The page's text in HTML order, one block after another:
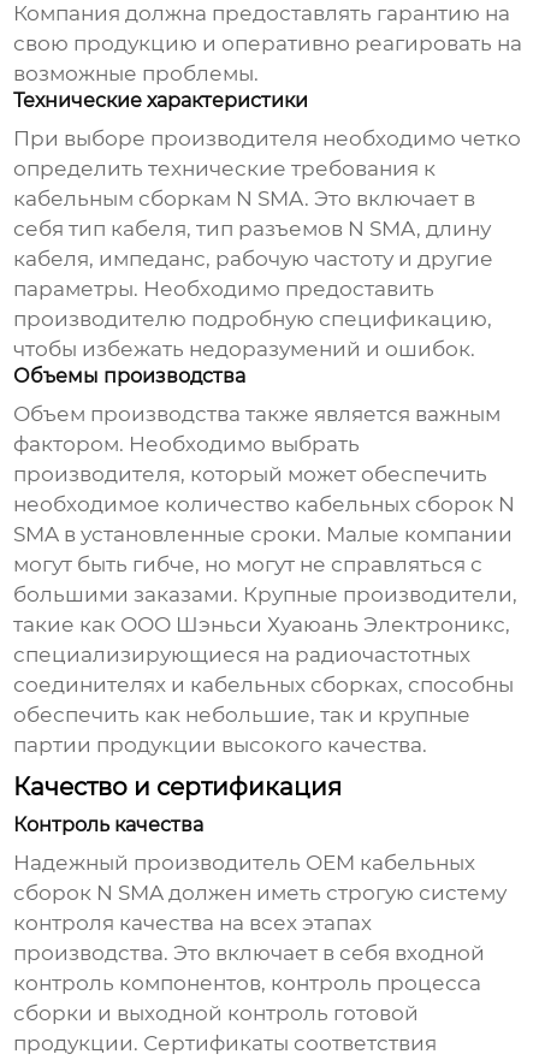
Компания должна предоставлять гарантию на
свою продукцию и оперативно реагировать на
возможные проблемы.
Технические характеристики
При выборе производителя необходимо четко
определить технические требования к
кабельным сборкам N SMA. Это включает в
себя тип кабеля, тип разъемов N SMA, длину
кабеля, импеданс, рабочую частоту и другие
параметры. Необходимо предоставить
производителю подробную спецификацию,
чтобы избежать недоразумений и ошибок.
Объемы производства
Объем производства также является важным
фактором. Необходимо выбрать
производителя, который может обеспечить
необходимое количество кабельных сборок N
SMA в установленные сроки. Малые компании
могут быть гибче, но могут не справляться с
большими заказами. Крупные производители,
такие как ООО Шэньси Хуаюань Электроникс,
специализирующиеся на радиочастотных
соединителях и кабельных сборках, способны
обеспечить как небольшие, так и крупные
партии продукции высокого качества.
Качество и сертификация
Контроль качества
Надежный производитель OEM кабельных
сборок N SMA должен иметь строгую систему
контроля качества на всех этапах
производства. Это включает в себя входной
контроль компонентов, контроль процесса
сборки и выходной контроль готовой
продукции. Сертификаты соответствия